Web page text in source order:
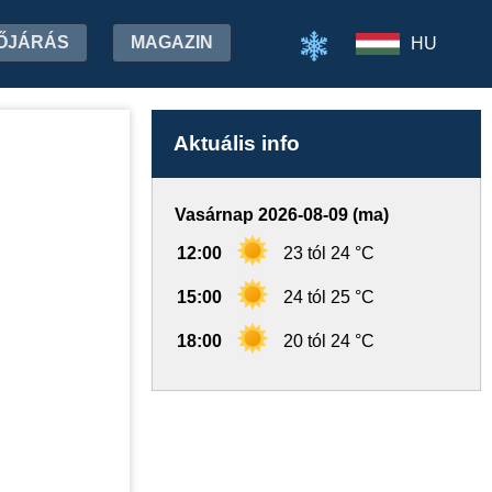
MAGAZIN HU
Aktuális info
Vasárnap 2026-08-09 (ma)
12:00 23 tól 24 °C
15:00 24 tól 25 °C
18:00 20 tól 24 °C